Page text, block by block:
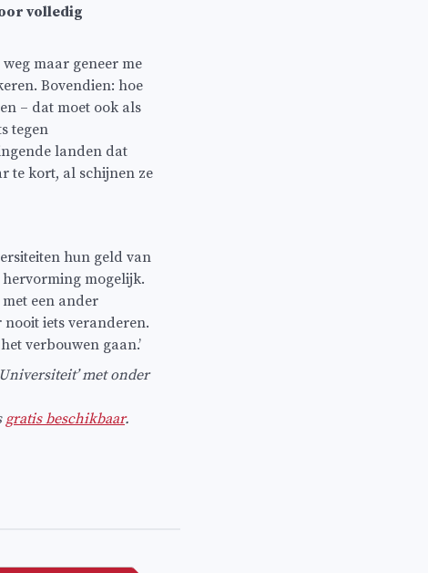
volledig
maar geneer me
Bovendien: hoe
– dat moet ook als
tegen
landen dat
te kort, al schijnen ze
hun geld van
mogelijk.
een ander
iets veranderen.
verbouwen gaan.’
met onder
gratis beschikbaar.